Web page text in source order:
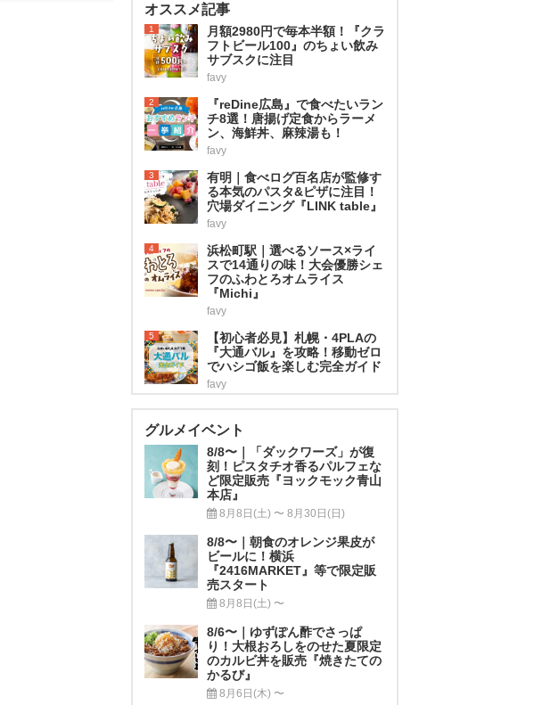
オススメ記事
1
月額2980円で毎本半額！『クラ
フトビール100』のちょい飲み
サブスクに注目
favy
2
『reDine広島』で食べたいラン
チ8選！唐揚げ定食からラーメ
ン、海鮮丼、麻辣湯も！
favy
3
有明｜食べログ百名店が監修す
る本気のパスタ&ピザに注目！
穴場ダイニング『LINK table』
favy
4
浜松町駅｜選べるソース×ライ
スで14通りの味！大会優勝シェ
フのふわとろオムライス
『Michi』
favy
5
【初心者必見】札幌・4PLAの
『大通バル』を攻略！移動ゼロ
でハシゴ飯を楽しむ完全ガイド
favy
グルメイベント
8/8〜｜「ダックワーズ」が復
刻！ピスタチオ香るパルフェな
ど限定販売『ヨックモック青山
本店』
8月8日(土) 〜 8月30日(日)
8/8〜｜朝食のオレンジ果皮が
ビールに！横浜
『2416MARKET』等で限定販
売スタート
8月8日(土) 〜
8/6〜｜ゆずぽん酢でさっぱ
り！大根おろしをのせた夏限定
のカルビ丼を販売『焼きたての
かるび』
8月6日(木) 〜